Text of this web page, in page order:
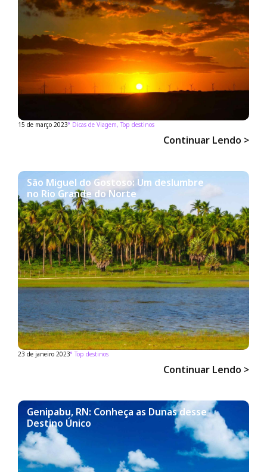
15 de março 2023° Dicas de Viagem, Top destinos
Continuar Lendo >
São Miguel do Gostoso: Um deslumbre
no Rio Grande do Norte
23 de janeiro 2023° Top destinos
Continuar Lendo >
Genipabu, RN: Conheça as Dunas desse
Destino Único